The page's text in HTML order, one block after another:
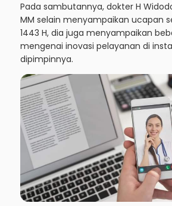
Pada sambutannya, dokter H
MM selain menyampaikan ucapan
1443 H, dia juga menyampaikan
mengenai inovasi pelayanan di
dipimpinnya.